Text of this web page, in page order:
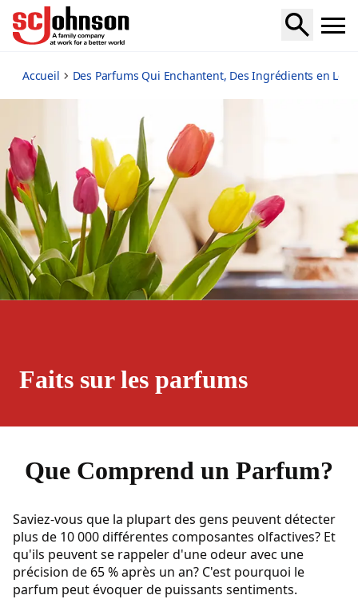
fragrance-facts
Accueil Des Parfums Qui Enchantent, Des Ingrédients en
Faits sur les parfums
Que Comprend un Parfum?
Saviez-vous que la plupart des gens peuvent détecter
plus de 10 000 différentes composantes olfactives? Et
qu'ils peuvent se rappeler d'une odeur avec une
précision de 65 % après un an? C'est pourquoi le
parfum peut évoquer de puissants sentiments.